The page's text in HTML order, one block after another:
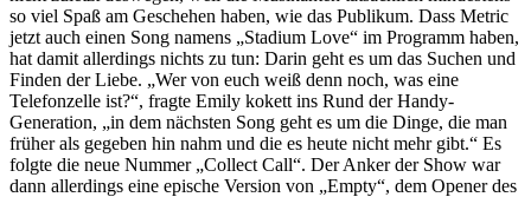
so viel Spaß am Geschehen haben, wie das Publikum. Dass Metric
jetzt auch einen Song namens „Stadium Love“ im Programm haben,
hat damit allerdings nichts zu tun: Darin geht es um das Suchen und
Finden der Liebe. „Wer von euch weiß denn noch, was eine
Telefonzelle ist?“, fragte Emily kokett ins Rund der Handy-
Generation, „in dem nächsten Song geht es um die Dinge, die man
früher als gegeben hin nahm und die es heute nicht mehr gibt.“ Es
folgte die neue Nummer „Collect Call“. Der Anker der Show war
dann allerdings eine epische Version von „Empty“, dem Opener des